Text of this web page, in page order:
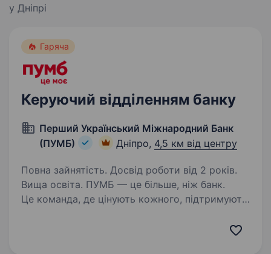
у Дніпрі
Гаряча
Керуючий відділенням банку
Перший Український Міжнародний Банк
(ПУМБ)
Дніпро, 4,5 км від центру
Повна зайнятість. Досвід роботи від 2 років.
Вища освіта. ПУМБ — це більше, ніж банк.
Це команда, де цінують кожного, підтримують
професійного та особистого зростання. У нас